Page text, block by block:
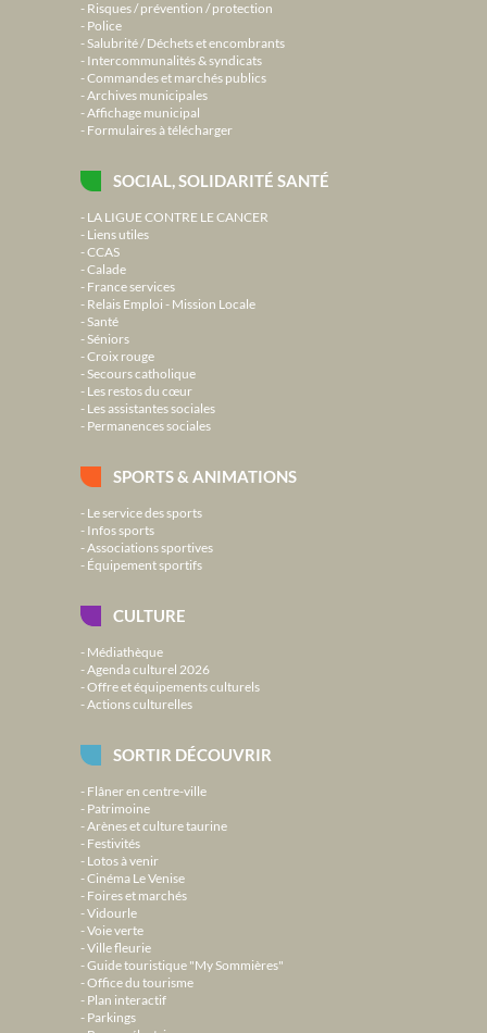
Risques / prévention / protection
Police
Salubrité / Déchets et encombrants
Intercommunalités & syndicats
Commandes et marchés publics
Archives municipales
Affichage municipal
Formulaires à télécharger
SOCIAL, SOLIDARITÉ SANTÉ
LA LIGUE CONTRE LE CANCER
Liens utiles
CCAS
Calade
France services
Relais Emploi - Mission Locale
Santé
Séniors
Croix rouge
Secours catholique
Les restos du cœur
Les assistantes sociales
Permanences sociales
SPORTS & ANIMATIONS
Le service des sports
Infos sports
Associations sportives
Équipement sportifs
CULTURE
Médiathèque
Agenda culturel 2026
Offre et équipements culturels
Actions culturelles
SORTIR DÉCOUVRIR
Flâner en centre-ville
Patrimoine
Arènes et culture taurine
Festivités
Lotos à venir
Cinéma Le Venise
Foires et marchés
Vidourle
Voie verte
Ville fleurie
Guide touristique "My Sommières"
Office du tourisme
Plan interactif
Parkings